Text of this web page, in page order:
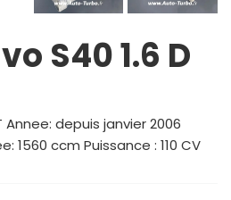
S40 1.6 D
Annee: depuis janvier 2006
1560 ccm Puissance : 110 CV